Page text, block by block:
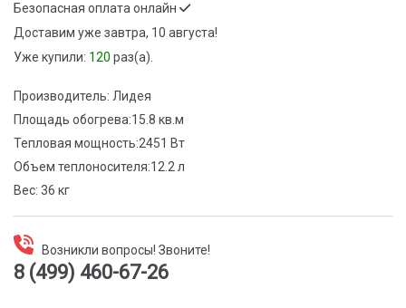
Безопасная оплата онлайн
Доставим уже завтра, 10 августа!
Уже купили: 120 раз(a).
Производитель: Лидея
Площадь обогрева:15.8 кв.м
Тепловая мощность:2451 Вт
Объем теплоносителя:12.2 л
Вес: 36 кг
Возникли вопросы! Звоните!
8 (499) 460-67-26